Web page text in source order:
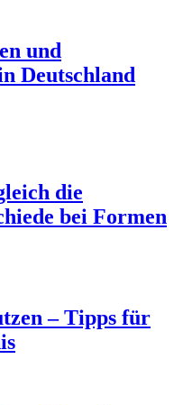
und
Deutschland
die
bei Formen
– Tipps für